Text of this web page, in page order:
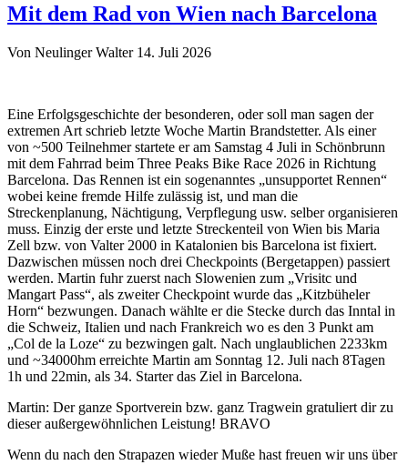
Mit dem Rad von Wien nach Barcelona
Von Neulinger Walter 14. Juli 2026
Eine Erfolgsgeschichte der besonderen, oder soll man sagen der
extremen Art schrieb letzte Woche Martin Brandstetter. Als einer
von ~500 Teilnehmer startete er am Samstag 4 Juli in Schönbrunn
mit dem Fahrrad beim Three Peaks Bike Race 2026 in Richtung
Barcelona. Das Rennen ist ein sogenanntes „unsupportet Rennen“
wobei keine fremde Hilfe zulässig ist, und man die
Streckenplanung, Nächtigung, Verpflegung usw. selber organisieren
muss. Einzig der erste und letzte Streckenteil von Wien bis Maria
Zell bzw. von Valter 2000 in Katalonien bis Barcelona ist fixiert.
Dazwischen müssen noch drei Checkpoints (Bergetappen) passiert
werden. Martin fuhr zuerst nach Slowenien zum „Vrisitc und
Mangart Pass“, als zweiter Checkpoint wurde das „Kitzbüheler
Horn“ bezwungen. Danach wählte er die Stecke durch das Inntal in
die Schweiz, Italien und nach Frankreich wo es den 3 Punkt am
„Col de la Loze“ zu bezwingen galt. Nach unglaublichen 2233km
und ~34000hm erreichte Martin am Sonntag 12. Juli nach 8Tagen
1h und 22min, als 34. Starter das Ziel in Barcelona.
Martin: Der ganze Sportverein bzw. ganz Tragwein gratuliert dir zu
dieser außergewöhnlichen Leistung! BRAVO
Wenn du nach den Strapazen wieder Muße hast freuen wir uns über